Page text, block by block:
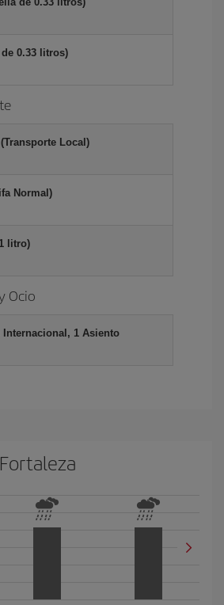
0.33 litros)
Local)
Normal)
litro)
Ocio
Internacional, 1 Asiento